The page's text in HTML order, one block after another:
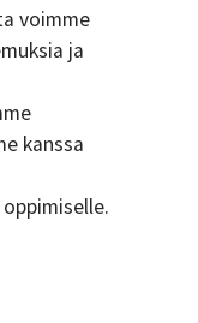
voimme
ja
kanssa